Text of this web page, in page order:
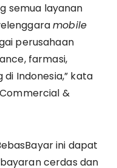
semua layanan
mobile
perusahaan
farmasi,
Indonesia,” kata
&
ini dapat
cerdas dan